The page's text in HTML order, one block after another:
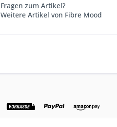
Fragen zum Artikel?
Weitere Artikel von Fibre Mood